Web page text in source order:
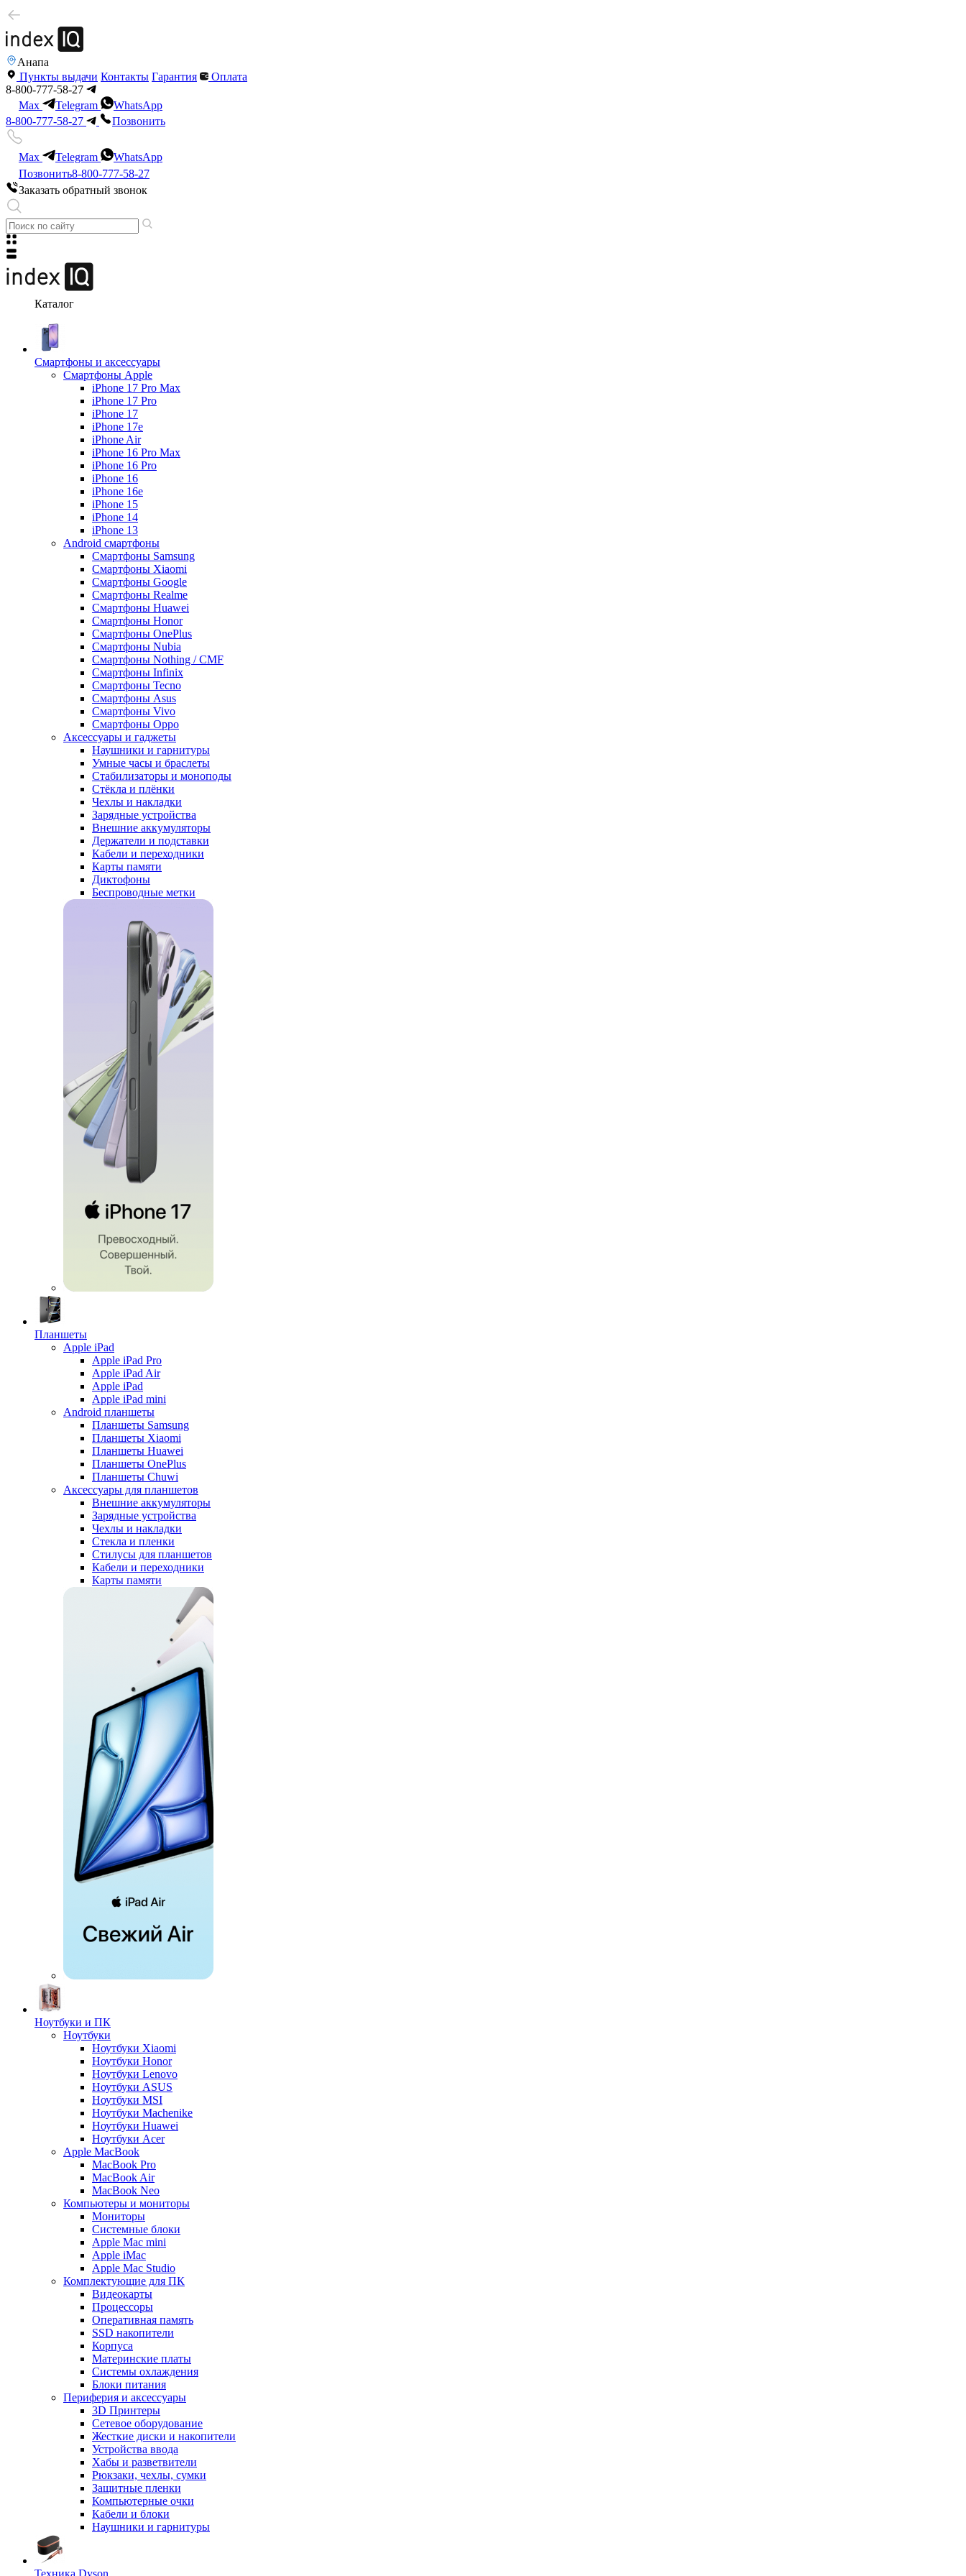
Анапа
Пункты выдачи Контакты Гарантия
Оплата
8-800-777-58-27
Max
Telegram
WhatsApp
8-800-777-58-27
Позвонить
Max Telegram
WhatsApp
Позвонить8-800-777-58-27
Заказать обратный звонок
Каталог
Смартфоны и аксессуары
Смартфоны Apple
iPhone 17 Pro Max
iPhone 17 Pro
iPhone 17
iPhone 17e
iPhone Air
iPhone 16 Pro Max
iPhone 16 Pro
iPhone 16
iPhone 16e
iPhone 15
iPhone 14
iPhone 13
Android cмартфоны
Смартфоны Samsung
Смартфоны Xiaomi
Смартфоны Google
Смартфоны Realme
Смартфоны Huawei
Смартфоны Honor
Смартфоны OnePlus
Смартфоны Nubia
Смартфоны Nothing / CMF
Смартфоны Infinix
Смартфоны Tecno
Смартфоны Asus
Смартфоны Vivo
Смартфоны Oppo
Аксессуары и гаджеты
Наушники и гарнитуры
Умные часы и браслеты
Стабилизаторы и моноподы
Стёкла и плёнки
Чехлы и накладки
Зарядные устройства
Внешние аккумуляторы
Держатели и подставки
Кабели и переходники
Карты памяти
Диктофоны
Беспроводные метки
Планшеты
Apple iPad
Apple iPad Pro
Apple iPad Air
Apple iPad
Apple iPad mini
Android планшеты
Планшеты Samsung
Планшеты Xiaomi
Планшеты Huawei
Планшеты OnePlus
Планшеты Chuwi
Аксессуары для планшетов
Внешние аккумуляторы
Зарядные устройства
Чехлы и накладки
Стекла и пленки
Стилусы для планшетов
Кабели и переходники
Карты памяти
Ноутбуки и ПК
Ноутбуки
Ноутбуки Xiaomi
Ноутбуки Honor
Ноутбуки Lenovo
Ноутбуки ASUS
Ноутбуки MSI
Ноутбуки Machenike
Ноутбуки Huawei
Ноутбуки Acer
Apple MacBook
MacBook Pro
MacBook Air
MacBook Neo
Компьютеры и мониторы
Мониторы
Системные блоки
Apple Mac mini
Apple iMac
Apple Mac Studio
Комплектующие для ПК
Видеокарты
Процессоры
Оперативная память
SSD накопители
Корпуса
Материнские платы
Системы охлаждения
Блоки питания
Периферия и аксессуары
3D Принтеры
Сетевое оборудование
Жесткие диски и накопители
Устройства ввода
Хабы и разветвители
Рюкзаки, чехлы, сумки
Защитные пленки
Компьютерные очки
Кабели и блоки
Наушники и гарнитуры
Техника Dyson